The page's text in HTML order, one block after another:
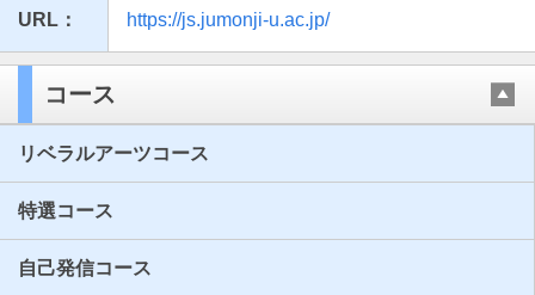
ブックマークした学校
URL： https://js.jumonji-u.ac.jp/
コース
リベラルアーツコース
特選コース
自己発信コース